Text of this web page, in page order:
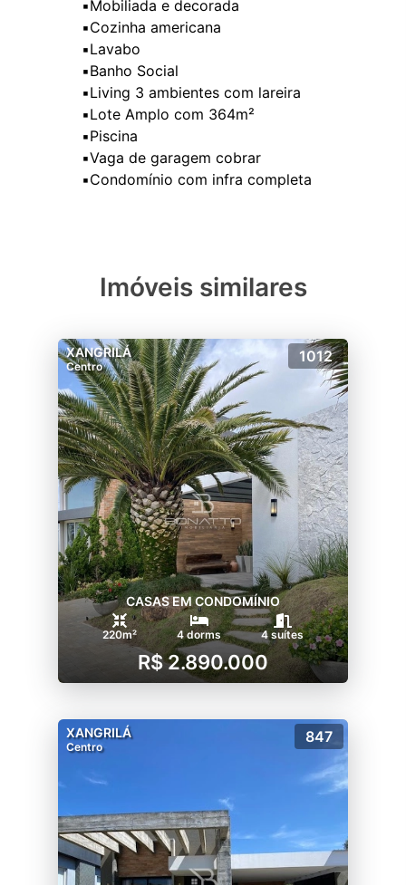
▪️Mobiliada e decorada
▪️Cozinha americana
▪️Lavabo
▪️Banho Social
▪️Living 3 ambientes com lareira
▪️Lote Amplo com 364m²
▪️Piscina
▪️Vaga de garagem cobrar
Imóveis similares
XANGRILÁ
Centro
1012
CASAS EM CONDOMÍNIO
220m² 4 dorms 4 suítes
R$ 2.890.000
XANGRILÁ
Centro
847